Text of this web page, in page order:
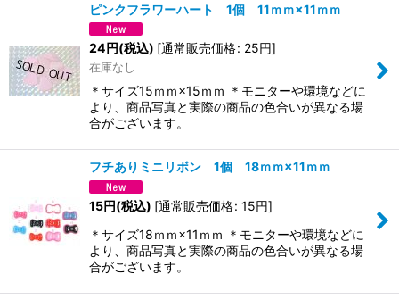
ピンクフラワーハート 1個 11ｍｍ×11ｍｍ
24 円(税込) [通常販売価格: 25円]
在庫なし
＊サイズ15ｍｍ×15ｍｍ ＊モニターや環境などに
より、商品写真と実際の商品の色合いが異なる場
合がございます。
フチありミニリボン 1個 18ｍｍ×11ｍｍ
15円(税込) [通常販売価格: 15円]
＊サイズ18ｍｍ×11ｍｍ ＊モニターや環境などに
より、商品写真と実際の商品の色合いが異なる場
合がございます。